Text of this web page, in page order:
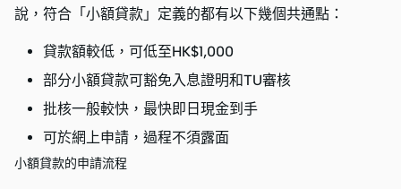
說，符合「小額貸款」定義的都有以下幾個共通點：
貸款額較低，可低至HK$1,000
部分小額貸款可豁免入息證明和TU審核
批核一般較快，最快即日現金到手
可於網上申請，過程不須露面
小額貸款的申請流程